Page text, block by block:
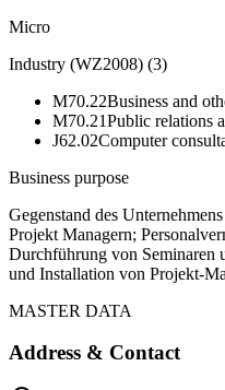
Micro
Industry (WZ2008) (3)
M70.22Business and
M70.21Public relations
J62.02Computer
Business purpose
Gegenstand des
Projekt Managern;
Durchführung von
und Installation von Projekt-
MASTER DATA
Address & Contact